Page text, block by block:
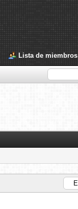
Lista de miembros